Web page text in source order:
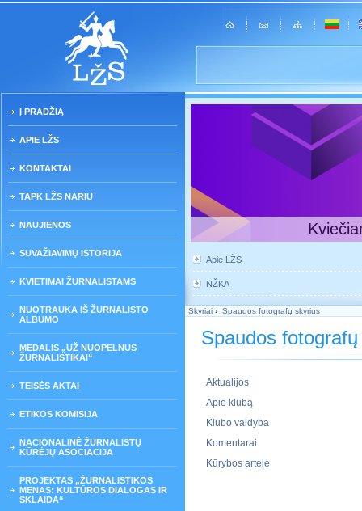
Į PRADŽIĄ
APIE LŽS
KONTAKTAI
TAPK LŽS NARIU
NAUJIENOS
SUVAŽIAVIMŲ ISTORIJA
KVIETIMAI ŽURNALISTAMS
NUOTRAUKA IŠ ŽURNALISTO
ALBUMO
MEDALIS „UŽ NUOPELNUS
ŽURNALISTIKAI“
TEISĖS AKTAI
ETIKOS KOMISIJA
NACIONALINĖ ŽURNALISTŲ
KŪRĖJŲ ASOCIACIJA
PROJEKTAS „ŽURNALISTIKOS
MENAS: KULTŪROS DIALOGAS IR
SKLAIDA“
Apie LŽS
NŽKA
Skyriai › Spaudos fotografų skyrius
Spaudos
Aktualijos
Apie klubą
Klubo valdyba
Komentarai
Kūrybos artelė